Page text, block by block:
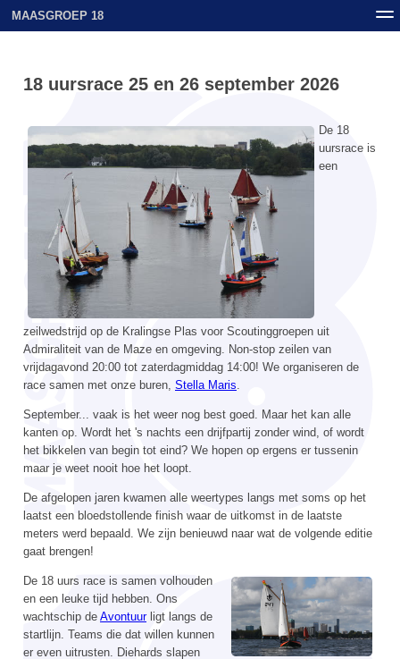
MAASGROEP 18
18 uursrace 25 en 26 september 2026
De 18
uursrace is
een
zeilwedstrijd op de Kralingse Plas voor Scoutinggroepen uit
Admiraliteit van de Maze en omgeving. Non-stop zeilen van
vrijdagavond 20:00 tot zaterdagmiddag 14:00! We organiseren de
race samen met onze buren, Stella Maris
September... vaak is het weer nog best goed. Maar het kan alle
kanten op. Wordt het 's nachts een drijfpartij zonder wind, of wordt
het bikkelen van begin tot eind? We hopen op ergens er tussenin
maar je weet nooit hoe het loopt.
De afgelopen jaren kwamen alle weertypes langs met soms op het
laatst een bloedstollende finish waar de uitkomst in de laatste
meters werd bepaald. We zijn benieuwd naar wat de volgende editie
gaat brengen!
De 18 uurs race is samen volhouden
en een leuke tijd hebben. Ons
wachtschip de Avontuurligt langs de
startlijn. Teams die dat willen kunnen
er even uitrusten. Diehards slapen